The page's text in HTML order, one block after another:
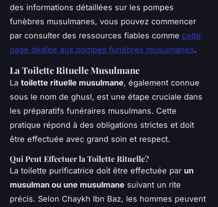
des informations détaillées sur les pompes
funèbres musulmanes, vous pouvez commencer
par consulter des ressources fiables comme cette
page dédiée aux pompes funèbres musulmanes.
La Toilette Rituelle Musulmane
La toilette rituelle musulmane, également connue
sous le nom de ghusl, est une étape cruciale dans
les préparatifs funéraires musulmans. Cette
pratique répond à des obligations strictes et doit
être effectuée avec grand soin et respect.
Qui Peut Effectuer la Toilette Rituelle?
La toilette purificatrice doit être effectuée par un
musulman ou une musulmane suivant un rite
précis. Selon Chaykh Ibn Baz, les hommes peuvent